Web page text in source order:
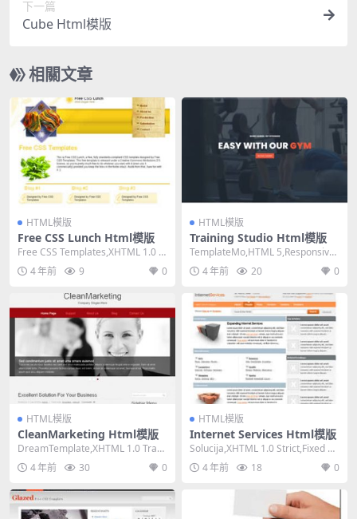
下一篇
Cube Html模版
相關文章
HTML模版
Free CSS Lunch Html模版
Free CSS Templates,XHTML 1.0 St
rict,Fixe...
4 年前 9 0
HTML模版
Training Studio Html模版
TemplateMo,HTML 5,Responsive,
3 Columns,...
4 年前 20 0
HTML模版
CleanMarketing Html模版
DreamTemplate,XHTML 1.0 Trans
itional,Fix...
4 年前 30 0
HTML模版
Internet Services Html模版
Solucija,XHTML 1.0 Strict,Fixed Wi
dth, 2...
4 年前 18 0